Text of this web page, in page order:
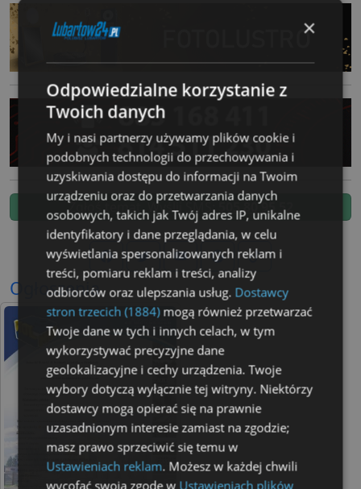
Zgłoś temat. Wyślij SMS: 505 80 95 52
Ogłoszenia
×
Odpowiedzialne korzystanie z
Twoich danych
My i nasi partnerzy używamy plików cookie i
podobnych technologii do przechowywania i
uzyskiwania dostępu do informacji na Twoim
urządzeniu oraz do przetwarzania danych
osobowych, takich jak Twój adres IP, unikalne
identyfikatory i dane przeglądania, w celu
wyświetlania spersonalizowanych reklam i
treści, pomiaru reklam i treści, analizy
odbiorców oraz ulepszania usług. Dostawcy
stron trzecich (1884)mogą również przetwarzać
Twoje dane w tych i innych celach, w tym
wykorzystywać precyzyjne dane
geolokalizacyjne i cechy urządzenia. Twoje
wybory dotyczą wyłącznie tej witryny. Niektórzy
dostawcy mogą opierać się na prawnie
uzasadnionym interesie zamiast na zgodzie;
masz prawo sprzeciwić się temu w
Ustawieniach reklam. Możesz w każdej chwili
wycofać swoją zgodę w Ustawieniach plików